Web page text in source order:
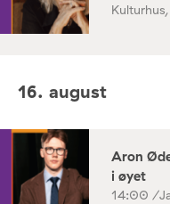
16. august
Aron
i øyet
14:00 /